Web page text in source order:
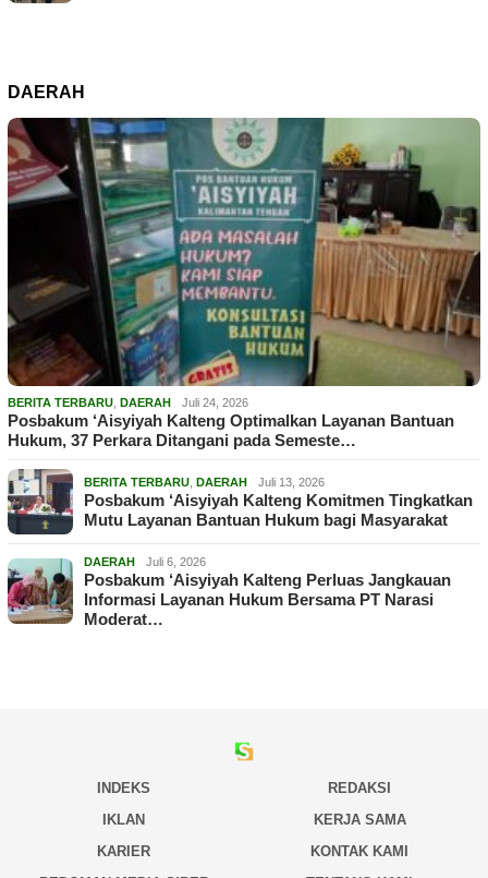
DAERAH
BERITA TERBARU DAERAH Juli 24, 2026
Posbakum ‘Aisyiyah Kalteng Optimalkan Layanan Bantuan
Hukum, 37 Perkara Ditangani pada Semeste…
BERITA TERBARU DAERAH Juli 13, 2026
Posbakum ‘Aisyiyah Kalteng Komitmen Tingkatkan
Mutu Layanan Bantuan Hukum bagi Masyarakat
DAERAH Juli 6, 2026
Posbakum ‘Aisyiyah Kalteng Perluas Jangkauan
Informasi Layanan Hukum Bersama PT Narasi
Moderat…
INDEKS
REDAKSI
IKLAN
KERJA SAMA
KARIER
KONTAK KAMI